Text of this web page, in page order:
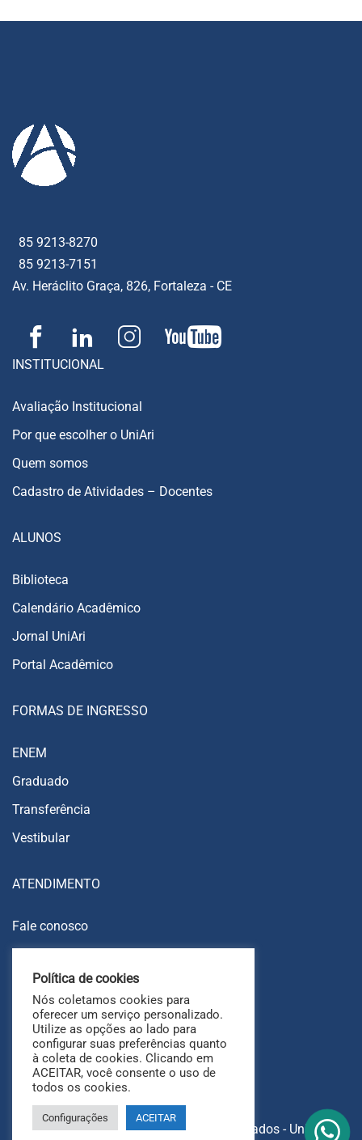
85 9213-8270
85 9213-7151
Av. Heráclito Graça, 826, Fortaleza - CE
INSTITUCIONAL
Avaliação Institucional
Por que escolher o UniAri
Quem somos
Cadastro de Atividades – Docentes
ALUNOS
Biblioteca
Calendário Acadêmico
Jornal UniAri
Portal Acadêmico
FORMAS DE INGRESSO
ENEM
Graduado
Transferência
Vestibular
ATENDIMENTO
Fale conosco
Ouvidoria
FAQ
Copyright © 2025 Todos os direitos reservados - UniAri.
Política de cookies
Nós coletamos cookies para
oferecer um serviço personalizado.
Utilize as opções ao lado para
configurar suas preferências quanto
à coleta de cookies. Clicando em
ACEITAR, você consente o uso de
todos os cookies.
Configurações ACEITAR